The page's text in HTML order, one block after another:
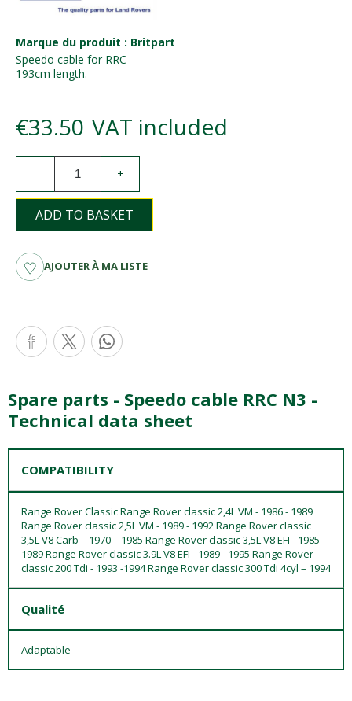
Marque du produit : Britpart
Speedo cable for RRC
193cm length.
€33.50 VAT included
- +
ADD TO BASKET
AJOUTER À MA LISTE
Spare parts - Speedo cable RRC N3 -
Technical data sheet
COMPATIBILITY
Range Rover Classic Range Rover classic 2,4L VM - 1986 - 1989
Range Rover classic 2,5L VM - 1989 - 1992 Range Rover classic
3,5L V8 Carb – 1970 – 1985 Range Rover classic 3,5L V8 EFI - 1985 -
1989 Range Rover classic 3.9L V8 EFI - 1989 - 1995 Range Rover
classic 200 Tdi - 1993 -1994 Range Rover classic 300 Tdi 4cyl – 1994
Qualité
Adaptable